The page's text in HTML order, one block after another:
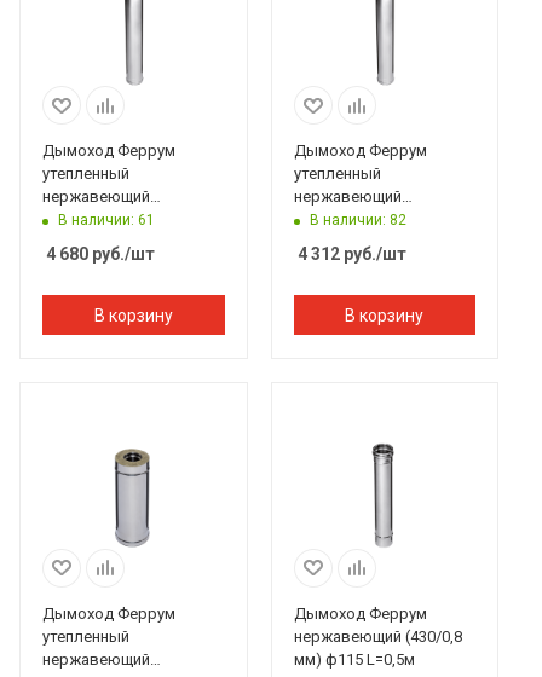
Дымоход Феррум
утепленный
нержавеющий
(430/0,8мм)/зеркальный
нержавеющий ф150/210
L=1м по воде
В наличии: 61
4 680 руб./шт
В корзину
Дымоход Феррум
утепленный
нержавеющий
(430/0,8мм)/зеркальный
нержавеющий ф130/200
L=1м по воде
В наличии: 82
4 312руб./шт
В корзину
Дымоход Феррум
утепленный
нержавеющий
Дымоход Феррум
нержавеющий (430/0,8
мм) ф115 L=0,5м